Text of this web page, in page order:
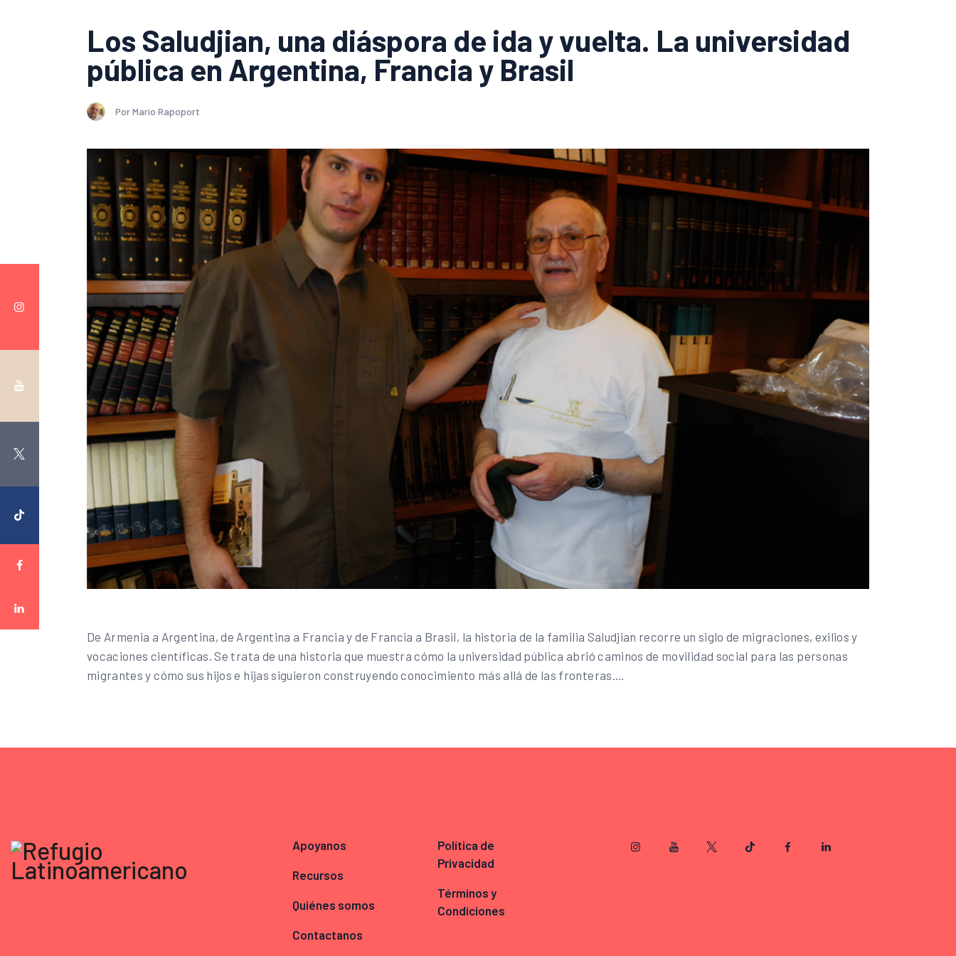
Los Saludjian, una diáspora de ida y vuelta. La universidad
pública en Argentina, Francia y Brasil
Por Mario Rapoport
De Armenia a Argentina, de Argentina a Francia y de Francia a Brasil, la historia de la familia Saludjian recorre un siglo de migraciones, exilios y
vocaciones científicas. Se trata de una historia que muestra cómo la universidad pública abrió caminos de movilidad social para las personas
migrantes y cómo sus hijos e hijas siguieron construyendo conocimiento más allá de las fronteras.…
Apoyanos
Recursos
Quiénes somos
Contactanos
Política de
Privacidad
Términos y
Condiciones